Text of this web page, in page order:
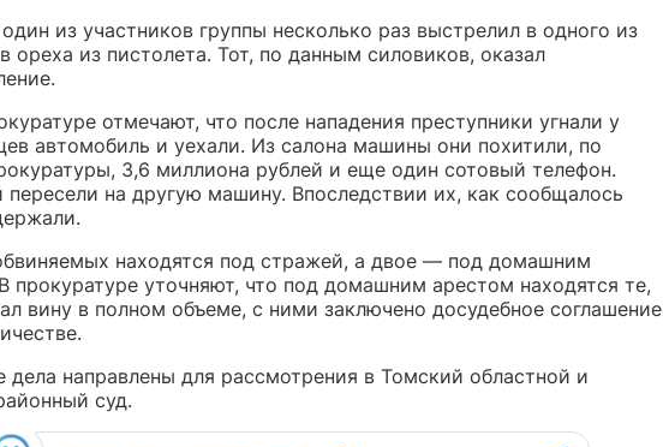
из участников группы несколько раз выстрелил в одного из
ореха из пистолета. Тот, по данным силовиков, оказал
отмечают, что после нападения преступники угнали у
автомобиль и уехали. Из салона машины они похитили, по
3,6 миллиона рублей и еще один сотовый телефон.
пересели на другую машину. Впоследствии их, как сообщалось
находятся под стражей, а двое — под домашним
прокуратуре уточняют, что под домашним арестом находятся те,
вину в полном объеме, с ними заключено досудебное соглашение
дела направлены для рассмотрения в Томский областной и
суд.